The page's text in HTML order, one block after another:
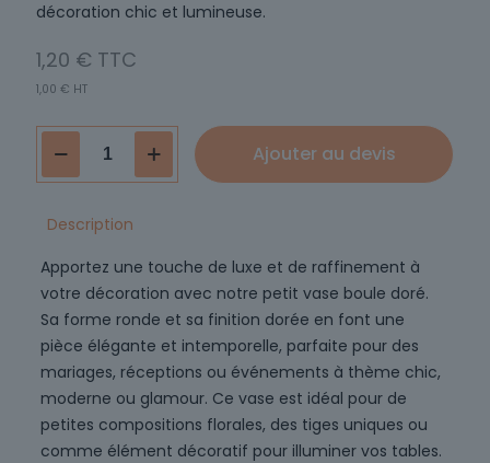
décoration chic et lumineuse.
1,20 €
1,00 € HT
quantité
MIRABELLE
Ajouter au devis
Description
Apportez une touche de luxe et de raffinement à
votre décoration avec notre petit vase boule doré.
Sa forme ronde et sa finition dorée en font une
pièce élégante et intemporelle, parfaite pour des
mariages, réceptions ou événements à thème chic,
moderne ou glamour. Ce vase est idéal pour de
petites compositions florales, des tiges uniques ou
comme élément décoratif pour illuminer vos tables.